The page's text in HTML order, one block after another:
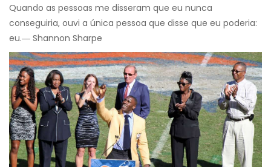
Quando as pessoas me disseram que eu nunca
conseguiria, ouvi a única pessoa que disse que eu poderia:
eu.― Shannon Sharpe